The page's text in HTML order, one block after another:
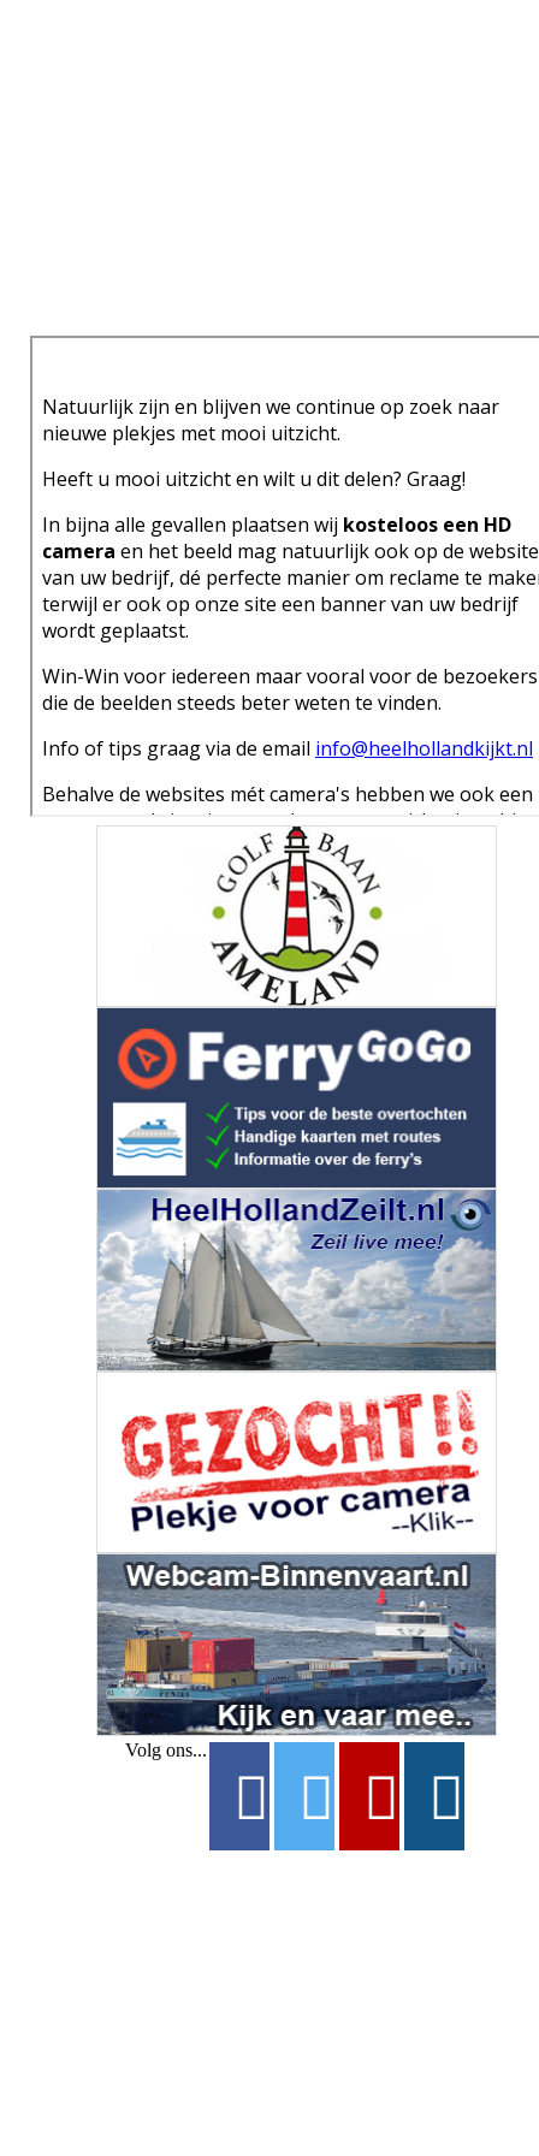
Volg ons...